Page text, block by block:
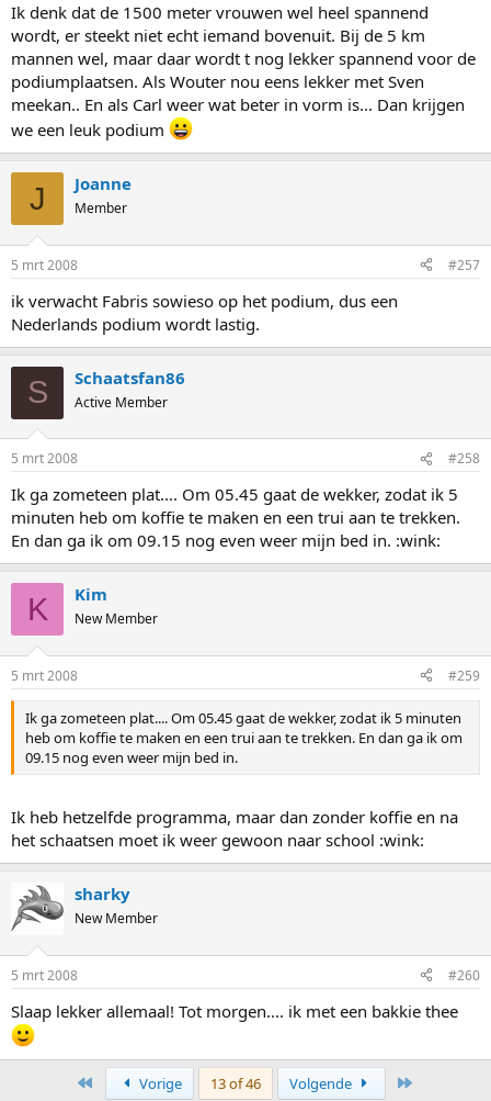
Ik denk dat de 1500 meter vrouwen wel heel spannend
wordt, er steekt niet echt iemand bovenuit. Bij de 5 km
mannen wel, maar daar wordt t nog lekker spannend voor de
podiumplaatsen. Als Wouter nou eens lekker met Sven
meekan.. En als Carl weer wat beter in vorm is... Dan krijgen
we een leuk podium
J Joanne
Member
5 mrt 2008 #257
ik verwacht Fabris sowieso op het podium, dus een
Nederlands podium wordt lastig.
S Schaatsfan86
Active Member
5 mrt 2008 #258
Ik ga zometeen plat.... Om 05.45 gaat de wekker, zodat ik 5
minuten heb om koffie te maken en een trui aan te trekken.
En dan ga ik om 09.15 nog even weer mijn bed in. :wink:
K Kim
New Member
5 mrt 2008 #259
Ik ga zometeen plat.... Om 05.45 gaat de wekker, zodat ik 5 minuten
heb om koffie te maken en een trui aan te trekken. En dan ga ik om
09.15 nog even weer mijn bed in.
Ik heb hetzelfde programma, maar dan zonder koffie en na
het schaatsen moet ik weer gewoon naar school :wink:
sharky
New Member
5 mrt 2008 #260
Slaap lekker allemaal! Tot morgen.... ik met een bakkie thee
Vorige 13 of 46 Volgende